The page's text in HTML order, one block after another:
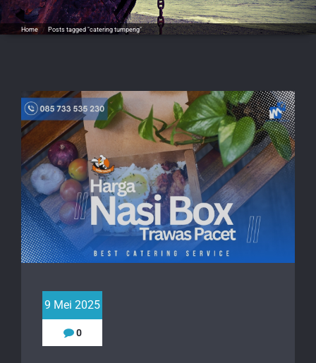
Home / Posts tagged "catering tumpeng"
9 Mei 2025
0